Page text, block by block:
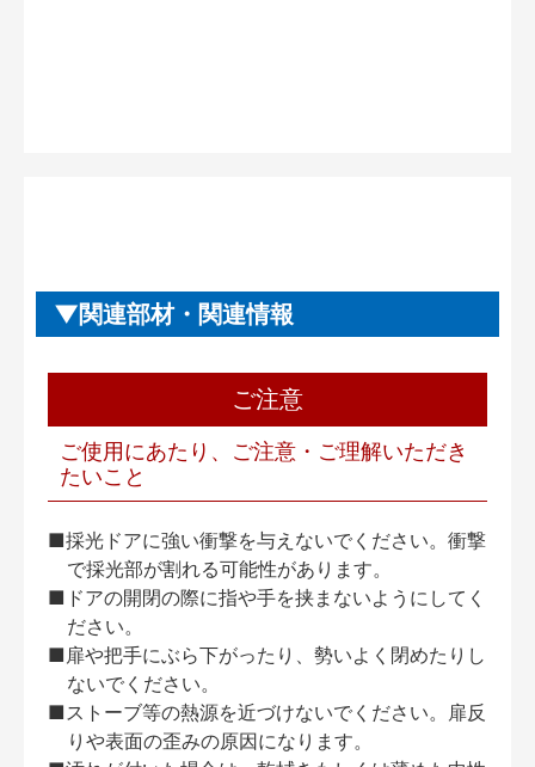
関連部材・関連情報
ご注意
ご使用にあたり、ご注意・ご理解いただき
たいこと
■採光ドアに強い衝撃を与えないでください。衝撃
で採光部が割れる可能性があります。
■ドアの開閉の際に指や手を挟まないようにしてく
ださい。
■扉や把手にぶら下がったり、勢いよく閉めたりし
ないでください。
■ストーブ等の熱源を近づけないでください。扉反
りや表面の歪みの原因になります。